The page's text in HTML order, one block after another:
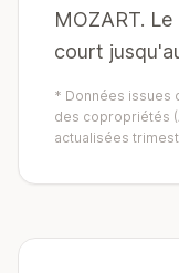
MOZART.
court
* Données issues
des copropriétés
actualisées